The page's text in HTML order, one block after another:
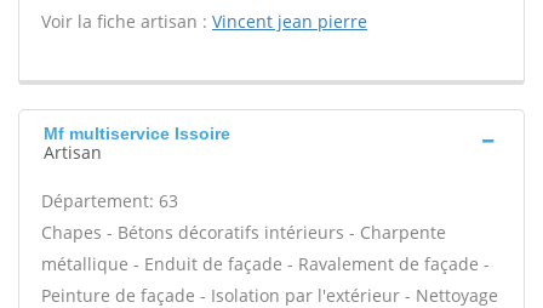
Voir la fiche artisan : Vincent jean pierre
Mf multiservice Issoire
Artisan
Département: 63
Chapes - Bétons décoratifs intérieurs - Charpente
métallique - Enduit de façade - Ravalement de façade -
Peinture de façade - Isolation par l'extérieur - Nettoyage